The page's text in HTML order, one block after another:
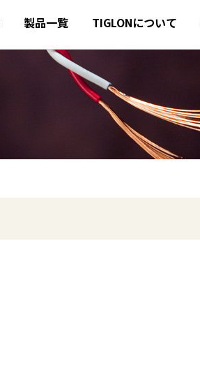
製品一覧 TIGLONについて